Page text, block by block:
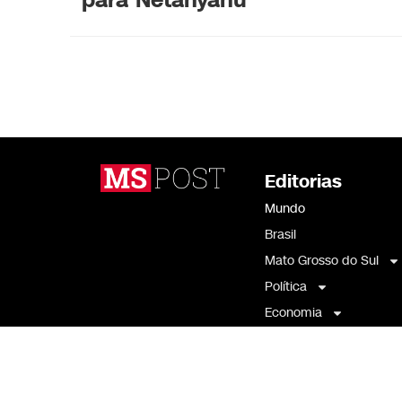
Editorias
Mundo
Brasil
Mato Grosso do Sul
Política
Economia